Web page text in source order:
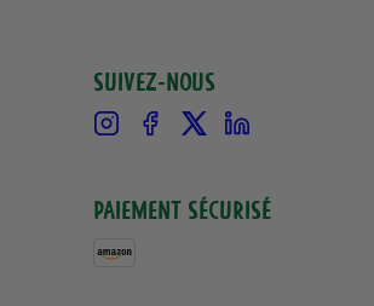
Suivez-nous
Instagram
Facebook
X Linkedin
Paiement sécurisé